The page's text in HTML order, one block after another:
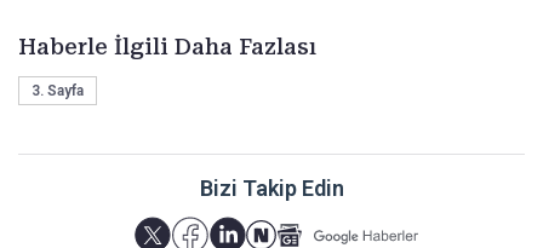
Haberle İlgili Daha Fazlası
3. Sayfa
Bizi Takip Edin